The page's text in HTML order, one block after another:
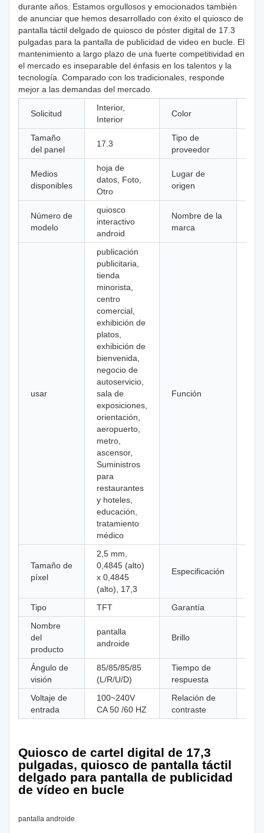
durante años. Estamos orgullosos y emocionados también
de anunciar que hemos desarrollado con éxito el quiosco de
pantalla táctil delgado de quiosco de póster digital de 17.3
pulgadas para la pantalla de publicidad de video en bucle. El
mantenimiento a largo plazo de una fuerte competitividad en
el mercado es inseparable del énfasis en los talentos y la
tecnología. Comparado con los tradicionales, responde
mejor a las demandas del mercado.
Solicitud
Interior,
Interior
Color
Tamaño
del panel
17.3
Tipo de
proveedor
Medios
disponibles
hoja de
datos, Foto,
Otro
Lugar de
origen
Número de
modelo
quiosco
interactivo
android
Nombre de la
marca
usar
publicación
publicitaria,
tienda
minorista,
centro
comercial,
exhibición de
platos,
exhibición de
bienvenida,
negocio de
autoservicio,
sala de
exposiciones,
orientación,
aeropuerto,
metro,
ascensor,
Suministros
para
restaurantes
y hoteles,
educación,
tratamiento
médico
Función
Tamaño de
píxel
2,5 mm,
0,4845 (alto)
x 0,4845
(alto), 17,3
Especificación
Tipo TFT Garantía
Nombre
del
producto
pantalla
androide
Brillo
Ángulo de
visión
85/85/85/85
(L/R/U/D)
Tiempo de
respuesta
Voltaje de
entrada
100~240V
CA 50 /60 HZ
Relación de
contraste
Quiosco de cartel digital de 17,3
pulgadas, quiosco de pantalla táctil
delgado para pantalla de publicidad
de vídeo en bucle
pantalla androide